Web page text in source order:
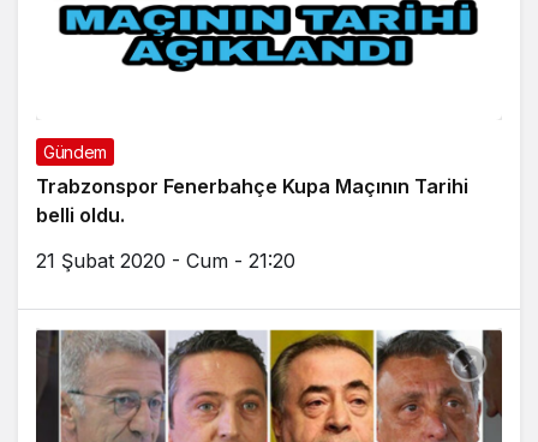
Gündem
Trabzonspor Fenerbahçe Kupa Maçının Tarihi
belli oldu.
21 Şubat 2020 - Cum - 21:20